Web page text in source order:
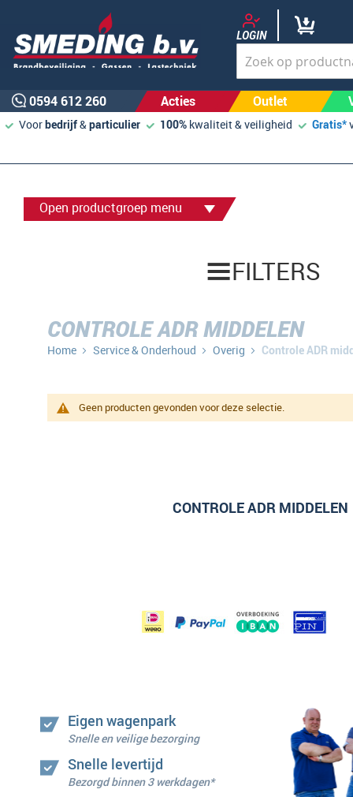
LOGIN
0594 612 260 Acties Outlet
Voorbedrijf&particulier 100% kwaliteit & veiligheid Gratis*
FILTERS
CONTROLE ADR MIDDELEN
Home Service & Onderhoud Overig Controle ADR
Geen producten gevonden voor deze selectie.
CONTROLE ADR MIDDELEN
Open productgroep menu
Eigen wagenpark
Snelle en veilige bezorging
Snelle levertijd
Bezorgd binnen 3 werkdagen*